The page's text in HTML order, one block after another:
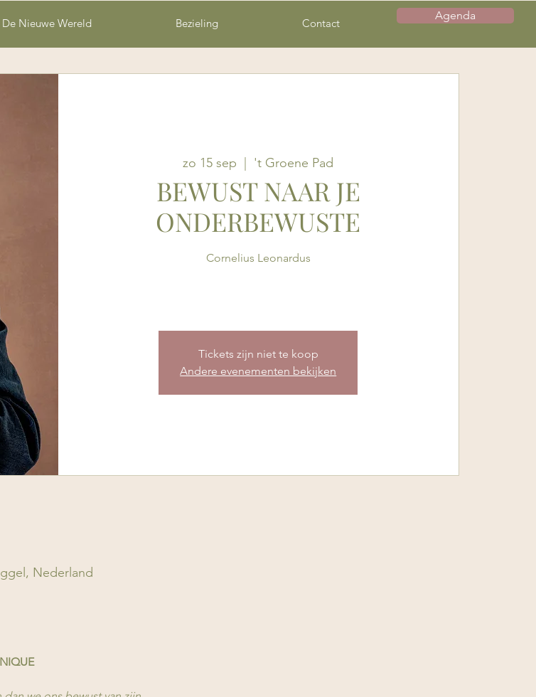
De Nieuwe Wereld Bezieling Contact
Agenda
zo 15 sep 't Groene Pad
BEWUST NAAR JE
ONDERBEWUSTE
Cornelius Leonardus
Tickets zijn niet te koop
Andere evenementen bekijken
Nederland